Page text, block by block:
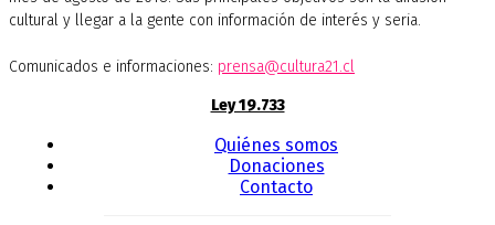
cultural y llegar a la gente con información de interés y seria.
Comunicados e informaciones: prensa@cultura21.cl
Ley 19.733
Quiénes somos
Donaciones
Contacto